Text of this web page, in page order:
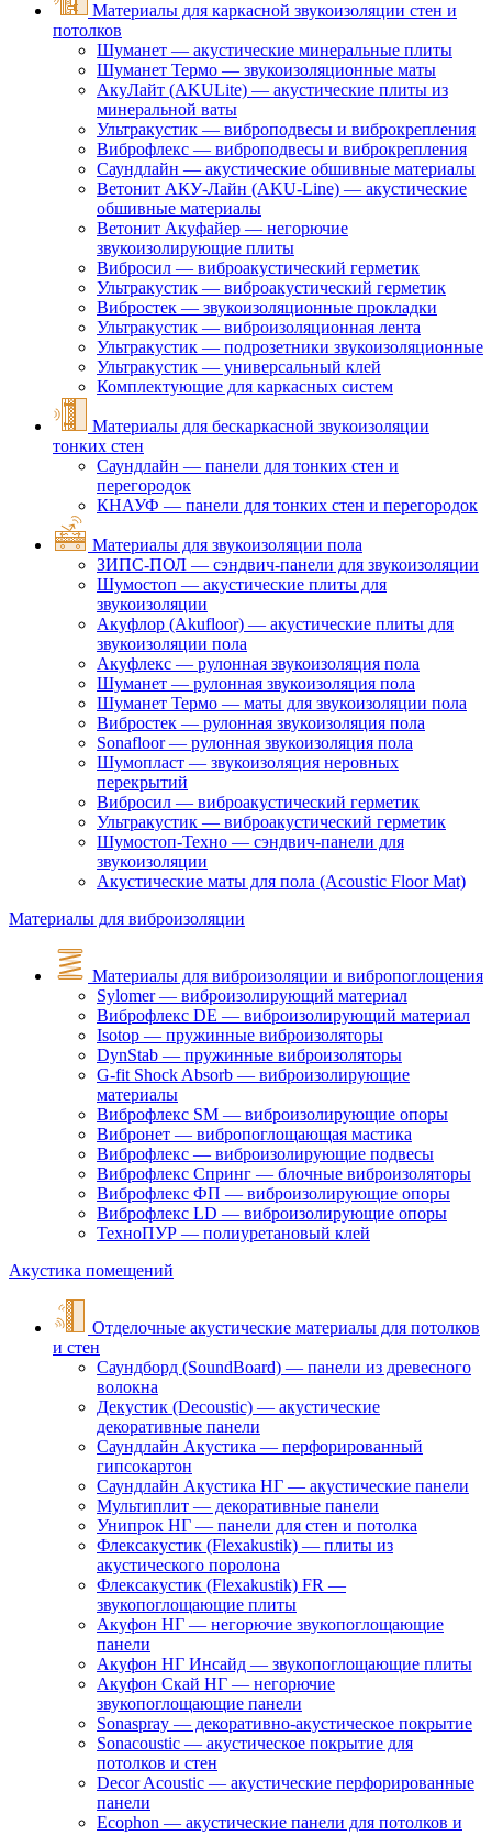
Материалы для каркасной звукоизоляции стен и
потолков
Шуманет — акустические минеральные плиты
Шуманет Термо — звукоизоляционные маты
АкуЛайт (AKULite) — акустические плиты из
минеральной ваты
Ультракустик — виброподвесы и виброкрепления
Виброфлекс — виброподвесы и виброкрепления
Саундлайн — акустические обшивные материалы
Ветонит АКУ-Лайн (AKU-Line) — акустические
обшивные материалы
Ветонит Акуфайер — негорючие
звукоизолирующие плиты
Вибросил — виброакустический герметик
Ультракустик — виброакустический герметик
Вибростек — звукоизоляционные прокладки
Ультракустик — виброизоляционная лента
Ультракустик — подрозетники звукоизоляционные
Ультракустик — универсальный клей
Комплектующие для каркасных систем
Материалы для бескаркасной звукоизоляции
тонких стен
Саундлайн — панели для тонких стен и
перегородок
КНАУФ — панели для тонких стен и перегородок
Материалы для звукоизоляции пола
ЗИПС-ПОЛ — сэндвич-панели для звукоизоляции
Шумостоп — акустические плиты для
звукоизоляции
Акуфлор (Akufloor) — акустические плиты для
звукоизоляции пола
Акуфлекс — рулонная звукоизоляция пола
Шуманет — рулонная звукоизоляция пола
Шуманет Термо — маты для звукоизоляции пола
Вибростек — рулонная звукоизоляция пола
Sonafloor — рулонная звукоизоляция пола
Шумопласт — звукоизоляция неровных
перекрытий
Вибросил — виброакустический герметик
Ультракустик — виброакустический герметик
Шумостоп-Техно — сэндвич-панели для
звукоизоляции
Акустические маты для пола (Acoustic Floor Mat)
Материалы для виброизоляции
Материалы для виброизоляции и вибропоглощения
Sylomer — виброизолирующий материал
Виброфлекс DE — виброизолирующий материал
Isotop — пружинные виброизоляторы
DynStab — пружинные виброизоляторы
G-fit Shock Absorb — виброизолирующие
материалы
Виброфлекс SM — виброизолирующие опоры
Вибронет — вибропоглощающая мастика
Виброфлекс — виброизолирующие подвесы
Виброфлекс Спринг — блочные виброизоляторы
Виброфлекс ФП — виброизолирующие опоры
Виброфлекс LD — виброизолирующие опоры
ТехноПУР — полиуретановый клей
Акустика помещений
Отделочные акустические материалы для потолков
и стен
Саундборд (SoundBoard) — панели из древесного
волокна
Декустик (Decoustic) — акустические
декоративные панели
Саундлайн Акустика — перфорированный
гипсокартон
Саундлайн Акустика НГ — акустические панели
Мультиплит — декоративные панели
Унипрок НГ — панели для стен и потолка
Флексакустик (Flexakustik) — плиты из
акустического поролона
Флексакустик (Flexakustik) FR —
звукопоглощающие плиты
Акуфон НГ — негорючие звукопоглощающие
панели
Акуфон НГ Инсайд — звукопоглощающие плиты
Акуфон Скай НГ — негорючие
звукопоглощающие панели
Sonaspray — декоративно-акустическое покрытие
Sonacoustic — акустическое покрытие для
потолков и стен
Decor Acoustic — акустические перфорированные
панели
Ecophon — акустические панели для потолков и